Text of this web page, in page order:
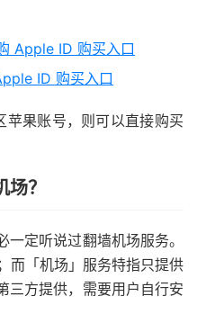
Apple ID 购买入口
ID 购买入口
果账号，则可以直接购买
？
定听说过翻墙机场服务。
而「机场」服务特指只提供
三方提供，需要用户自行安